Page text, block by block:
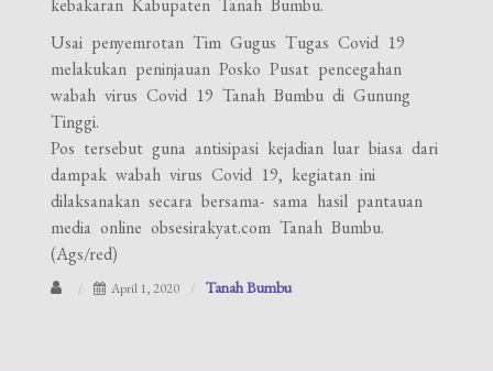
Usai penyemrotan Tim Gugus Tugas Covid 19
melakukan peninjauan Posko Pusat pencegahan
wabah virus Covid 19 Tanah Bumbu di Gunung
Tinggi.
Pos tersebut guna antisipasi kejadian luar biasa dari
dampak wabah virus Covid 19, kegiatan ini
dilaksanakan secara bersama- sama hasil pantauan
media online obsesirakyat.com Tanah Bumbu.
(Ags/red)
April 1, 2020 Tanah Bumbu